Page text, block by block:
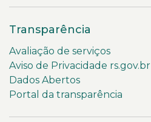
Transparência
Avaliação de serviços
Aviso de Privacidade rs.gov.br
Dados Abertos
Portal da transparência